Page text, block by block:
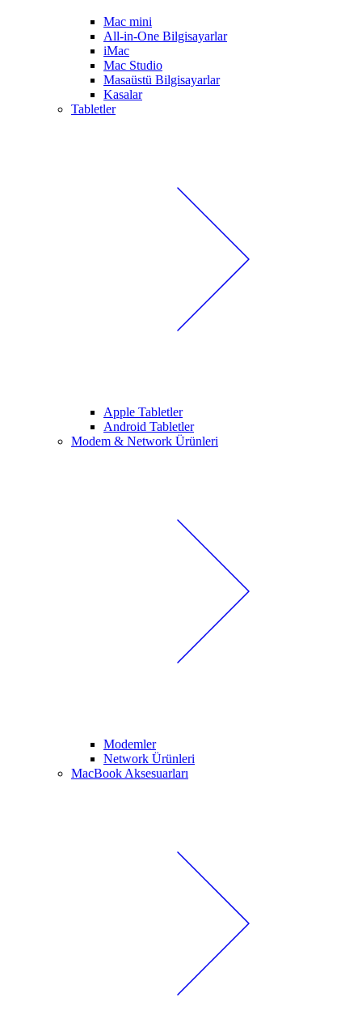
Mac mini
All-in-One Bilgisayarlar
iMac
Mac Studio
Masaüstü Bilgisayarlar
Kasalar
Tabletler
Apple Tabletler
Android Tabletler
Modem & Network Ürünleri
Modemler
Network Ürünleri
MacBook Aksesuarları